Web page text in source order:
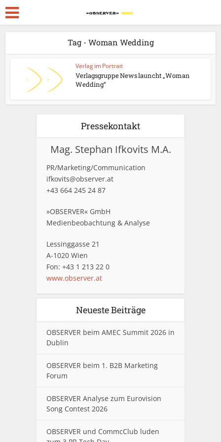
Tag - Woman Wedding
Verlag im Portrait
Verlagsgruppe News launcht „Woman
Wedding“
Pressekontakt
Mag. Stephan Ifkovits M.A.
PR/Marketing/Communication
ifkovits@observer.at
+43 664 245 24 87
»OBSERVER« GmbH
Medienbeobachtung & Analyse
Lessinggasse 21
A-1020 Wien
Fon: +43 1 213 22 0
www.observer.at
Neueste Beiträge
OBSERVER beim AMEC Summit 2026 in
Dublin
OBSERVER beim 1. B2B Marketing
Forum
OBSERVER Analyse zum Eurovision
Song Contest 2026
OBSERVER und CommcClub luden